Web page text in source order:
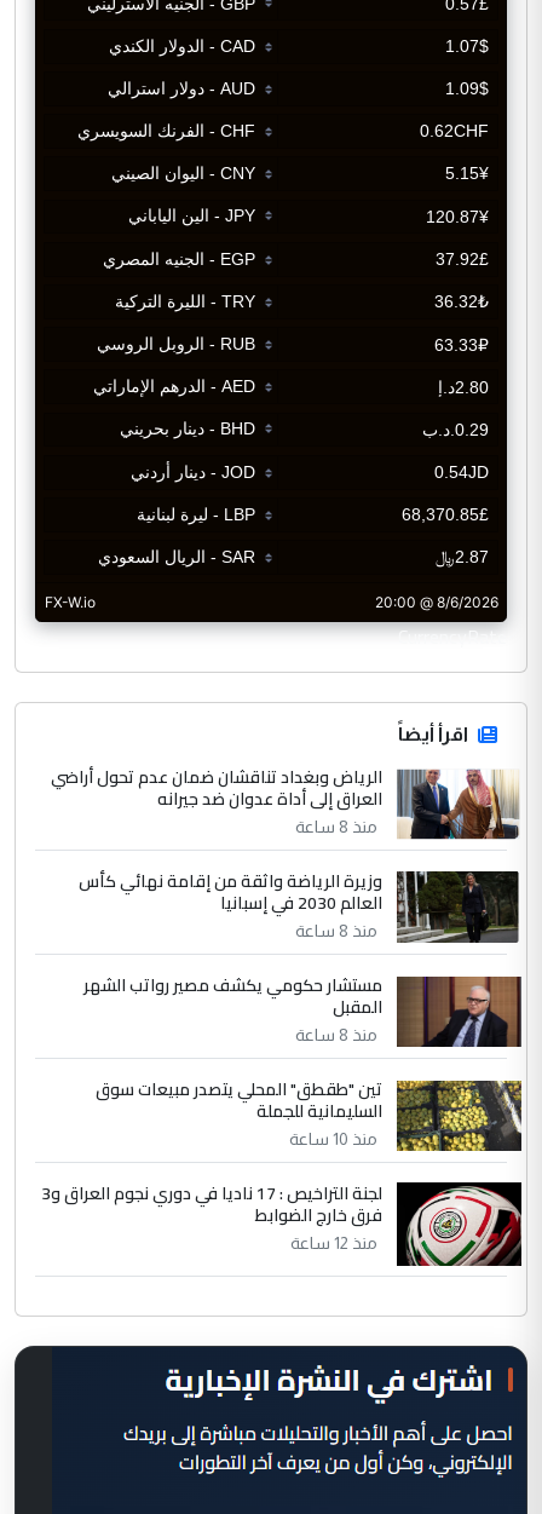
CurrencyRate
اقرأ أيضاً
الرياض وبغداد تناقشان ضمان عدم تحول أراضي
العراق إلى أداة عدوان ضد جيرانه
منذ 8 ساعة
وزيرة الرياضة واثقة من إقامة نهائي كأس
العالم 2030 في إسبانيا
منذ 8 ساعة
مستشار حكومي يكشف مصير رواتب الشهر
المقبل
منذ 8 ساعة
تين "طقطق" المحلي يتصدر مبيعات سوق
السليمانية للجملة
منذ 10 ساعة
لجنة التراخيص : 17 ناديا في دوري نجوم العراق و3
فرق خارج الضوابط
منذ 12 ساعة